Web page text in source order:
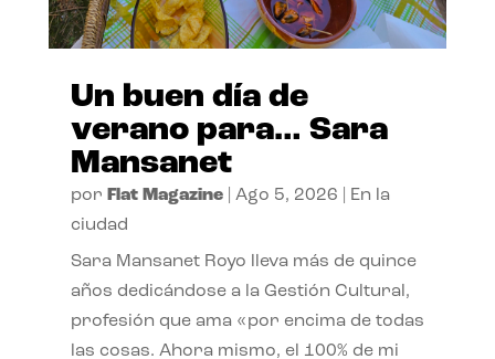
Un buen día de
verano para… Sara
Mansanet
por Flat Magazine| Ago 5, 2026
En la
ciudad
Sara Mansanet Royo lleva más de quince
años dedicándose a la Gestión Cultural,
profesión que ama «por encima de todas
las cosas. Ahora mismo, el 100% de mi